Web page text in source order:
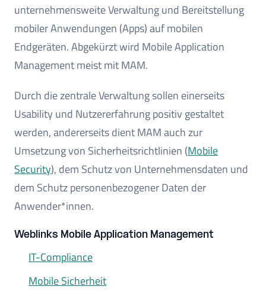
unternehmensweite Verwaltung und Bereitstellung
mobiler Anwendungen (Apps) auf mobilen
Endgeräten. Abgekürzt wird Mobile Application
Management meist mit MAM.
Durch die zentrale Verwaltung sollen einerseits
Usability und Nutzererfahrung positiv gestaltet
werden, andererseits dient MAM auch zur
Umsetzung von Sicherheitsrichtlinien (Mobile
Security), dem Schutz von Unternehmensdaten und
dem Schutz personenbezogener Daten der
Anwender*innen.
Weblinks Mobile Application Management
IT-Compliance
Mobile Sicherheit